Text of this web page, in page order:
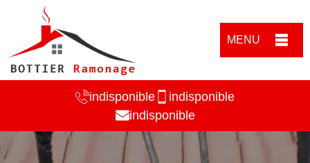
MENU
indisponible
indisponible
indisponible